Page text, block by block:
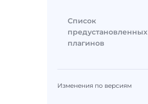
Список
предустановленных
плагинов
Изменения по версиям